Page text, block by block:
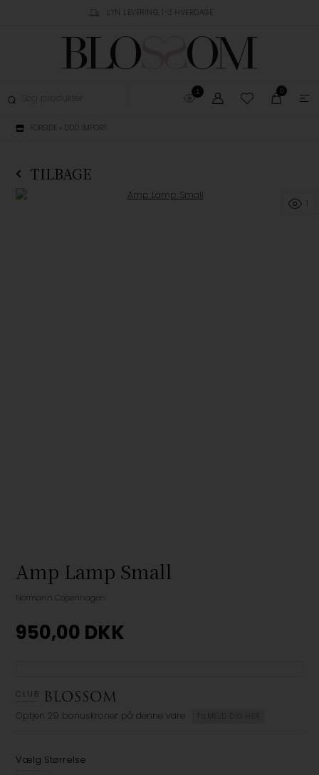
LYN LEVERING, 1-3 HVERDAGE
1 0
FORSIDE » DDD IMPORT
TILBAGE
Amp Lamp Small
Normann Copenhagen
950,00 DKK
Optjen 29 bonuskroner på denne vare TILMELD DIG HER
Vælg Størrelse
1